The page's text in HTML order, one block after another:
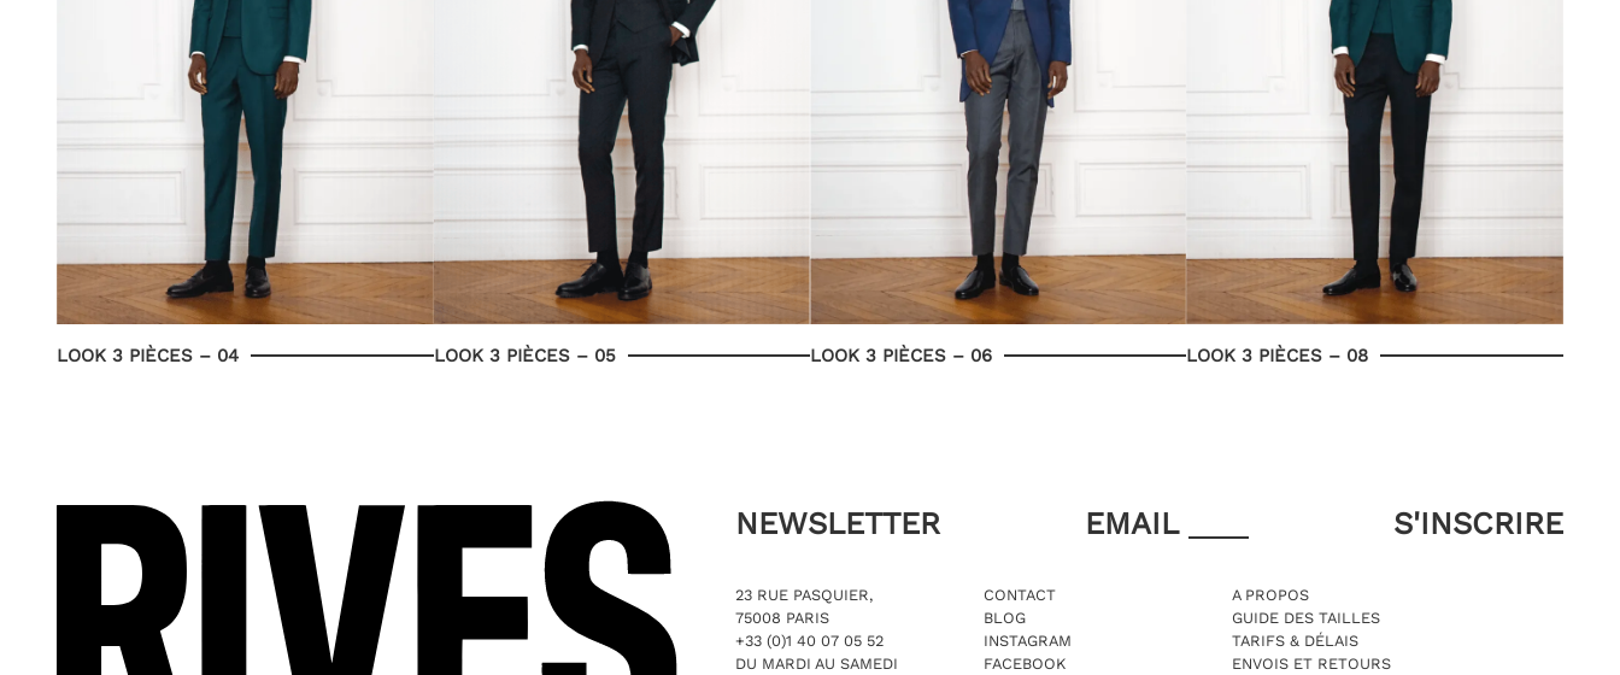
LOOK 3 PIÈCES – 04 LOOK 3 PIÈCES – 05 LOOK 3 PIÈCES – 06 LOOK 3 PIÈCES – 08
NEWSLETTER EMAIL
23 RUE PASQUIER,
75008 PARIS
+33 (0)1 40 07 05 52
DU MARDI AU SAMEDI
CONTACT
BLOG
INSTAGRAM
FACEBOOK
A PROPOS
GUIDE DES TAILLES
TARIFS & DÉLAIS
ENVOIS ET RETOURS